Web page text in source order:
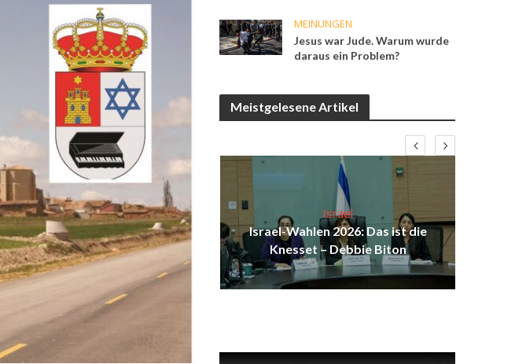
MEINUNGEN
Jesus war Jude. Warum wurde
daraus ein Problem?
Meistgelesene Artikel
Israel
Wahlen 2026: Das ist
die Knesset – Moshe Abutbul
Israel
Israel-Wahlen 2026: Das ist die
Knesset – Debbie Biton